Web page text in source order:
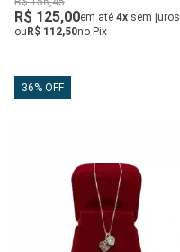
R$ 125,00em até 4x sem juros
ou R$ 112,50no Pix
36% OFF